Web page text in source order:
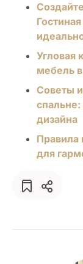
Угловая
мебель
Советы
дизайна
Правила
для